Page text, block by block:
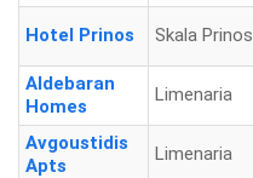
Hotel Prinos Skala Prinos
Aldebaran
Homes
Limenaria
Avgoustidis
Apts
Limenaria